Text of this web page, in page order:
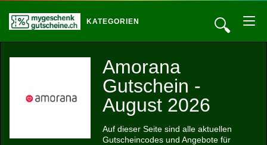
🔍
KATEGORIEN
Amorana
Gutschein -
August 2026
Auf dieser Seite sind alle aktuellen
Gutscheincodes und Angebote für